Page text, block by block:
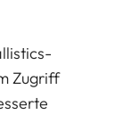
Zugriff